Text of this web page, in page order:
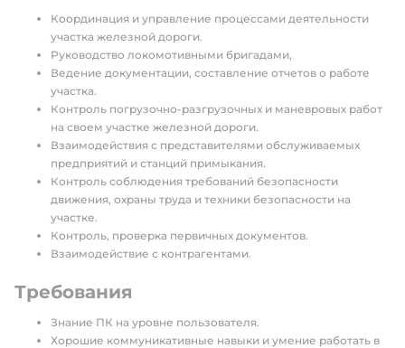
Координация и управление процессами деятельности
участка железной дороги.
Руководство локомотивными бригадами,
Ведение документации, составление отчетов о работе
участка.
Контроль погрузочно-разгрузочных и маневровых работ
на своем участке железной дороги.
Взаимодействия с представителями обслуживаемых
предприятий и станций примыкания.
Контроль соблюдения требований безопасности
движения, охраны труда и техники безопасности на
участке.
Контроль, проверка первичных документов.
Взаимодействие с контрагентами.
Требования
Знание ПК на уровне пользователя.
Хорошие коммуникативные навыки и умение работать в